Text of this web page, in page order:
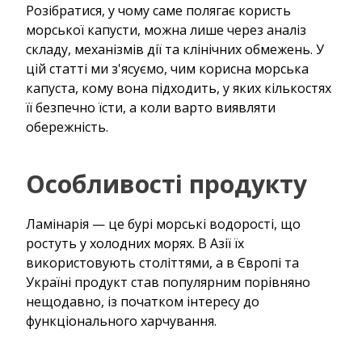
Розібратися, у чому саме полягає користь
морської капусти, можна лише через аналіз
складу, механізмів дії та клінічних обмежень. У
цій статті ми з'ясуємо, чим корисна морська
капуста, кому вона підходить, у яких кількостях
її безпечно їсти, а коли варто виявляти
обережність.
Особливості продукту
Ламінарія — це бурі морські водорості, що
ростуть у холодних морях. В Азії їх
використовують століттями, а в Європі та
Україні продукт став популярним порівняно
нещодавно, із початком інтересу до
функціонального харчування.